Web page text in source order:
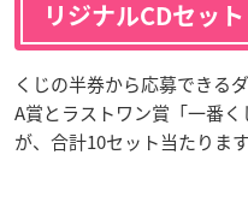
リジナルCDセット
くじの半券から応募できる
A賞とラストワン賞「一番
が、合計10セット当たります